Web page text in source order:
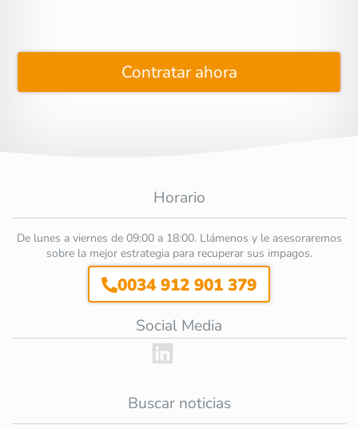
Contratar ahora
Horario
De lunes a viernes de 09:00 a 18:00. Llámenos y le asesoraremos
sobre la mejor estrategia para recuperar sus impagos.
0034 912 901 379
Social Media
Buscar noticias